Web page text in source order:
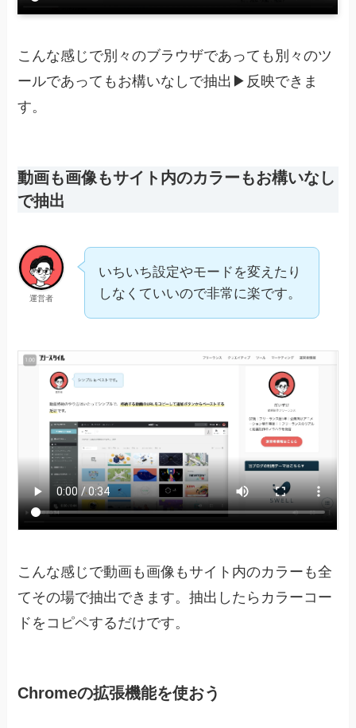
こんな感じで別々のブラウザであっても別々のツ
ールであってもお構いなしで抽出▶︎反映できま
す。
動画も画像もサイト内のカラーもお構いなし
で抽出
運営者
いちいち設定やモードを変えたり
しなくていいので非常に楽です。
こんな感じで動画も画像もサイト内のカラーも全
てその場で抽出できます。抽出したらカラーコー
ドをコピペするだけです。
Chromeの拡張機能を使おう